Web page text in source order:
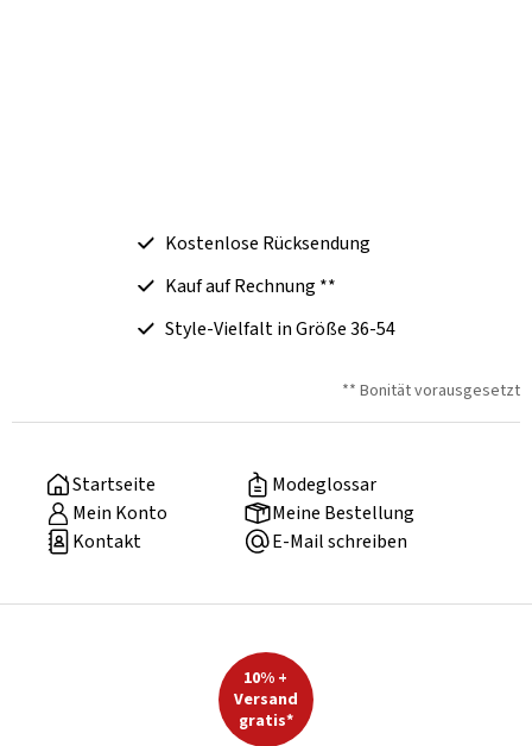
Kostenlose Rücksendung
Kauf auf Rechnung **
Style-Vielfalt in Größe 36-54
** Bonität vorausgesetzt
Startseite
Modeglossar
Mein Konto
Meine Bestellung
Kontakt
E-Mail schreiben
10% +
Versand
gratis*